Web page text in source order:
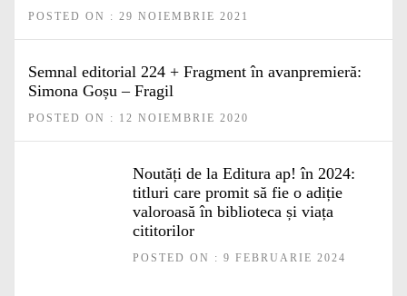
POSTED ON : 29 NOIEMBRIE 2021
Semnal editorial 224 + Fragment în avanpremieră:
Simona Goșu – Fragil
POSTED ON : 12 NOIEMBRIE 2020
Noutăți de la Editura ap! în 2024:
titluri care promit să fie o adiție
valoroasă în biblioteca și viața
cititorilor
POSTED ON : 9 FEBRUARIE 2024